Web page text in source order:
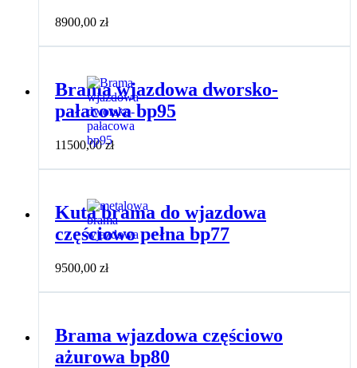
8900,00 zł
Brama wjazdowa dworsko-
pałacowa bp95
11500,00zł
Kuta brama do wjazdowa
częściowo pełna bp77
9500,00 zł
Brama wjazdowa częściowo
ażurowa bp80